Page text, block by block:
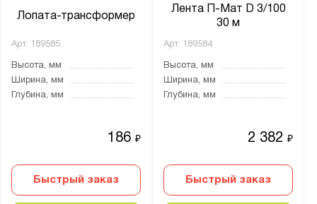
Лопата-трансформер
Арт. 189585
Высота, мм
Ширина, мм
Глубина, мм
186₽
Быстрый заказ
Лента П-Мат D 3/100
30 м
Арт. 189584
Высота, мм
Ширина, мм
Глубина, мм
2 382₽
Быстрый заказ
Сбросить